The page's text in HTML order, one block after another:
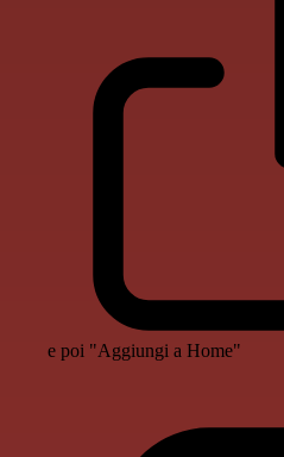
e poi "Aggiungi a Home"